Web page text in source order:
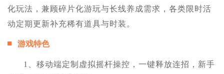
化玩法，兼顾碎片化游玩与长线养成需求，各类限时活
动定期更新补充稀有道具与时装。
游戏特色
1、移动端定制虚拟摇杆操控，一键释放连招，新手